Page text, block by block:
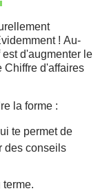
! Au-
d'augmenter le
Chiffre d'affaires
la forme :
te permet de
des conseils